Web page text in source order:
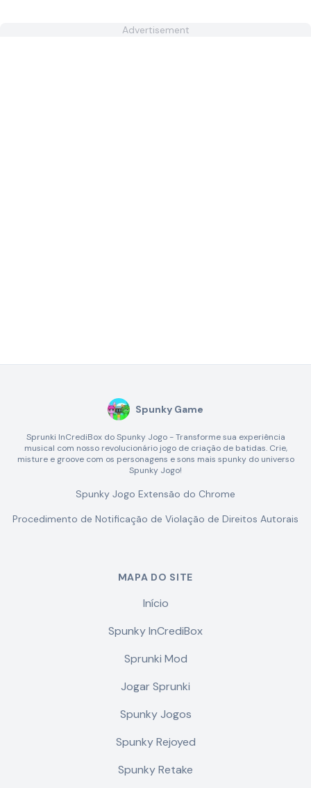
Advertisement
Spunky Game
Sprunki InCrediBox do Spunky Jogo - Transforme sua experiência
musical com nosso revolucionário jogo de criação de batidas. Crie,
misture e groove com os personagens e sons mais spunky do universo
Spunky Jogo!
Spunky Jogo Extensão do Chrome
Procedimento de Notificação de Violação de Direitos Autorais
MAPA DO SITE
Início
Spunky InCrediBox
Sprunki Mod
Jogar Sprunki
Spunky Jogos
Spunky Rejoyed
Spunky Retake